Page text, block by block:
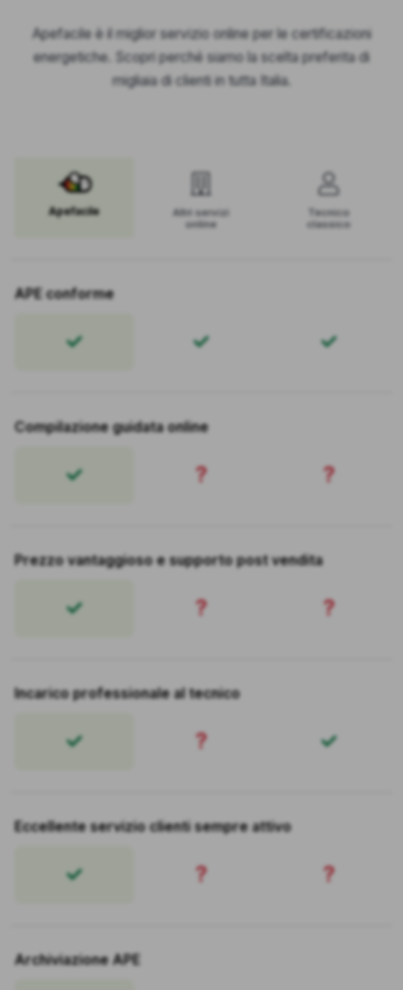
Apefacile è il miglior servizio online per le certificazioni
energetiche. Scopri perché siamo la scelta preferita di
migliaia di clienti in tutta Italia.
Apefacile
Altri servizi
online
Tecnico
classico
APE conforme
Compilazione guidata online
? ?
Prezzo vantaggioso e supporto post vendita
? ?
Incarico professionale al tecnico
?
Eccellente servizio clienti sempre attivo
? ?
Archiviazione APE